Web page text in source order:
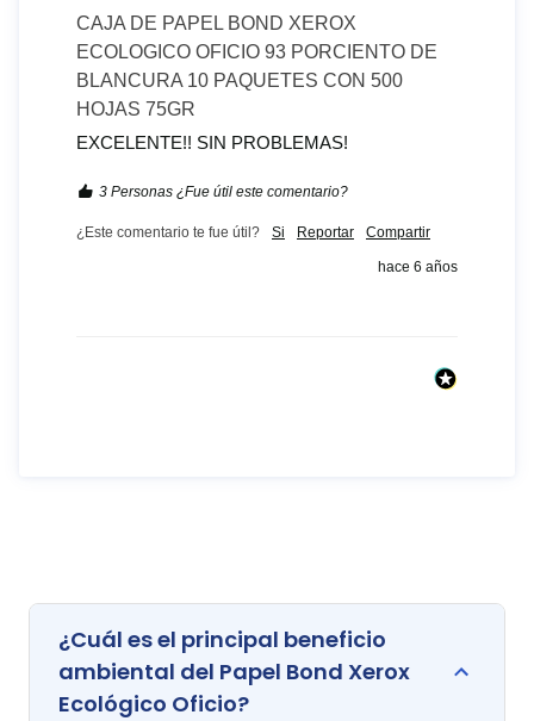
CAJA DE PAPEL BOND XEROX
ECOLOGICO OFICIO 93 PORCIENTO DE
BLANCURA 10 PAQUETES CON 500
HOJAS 75GR
EXCELENTE!! SIN PROBLEMAS!
3 Personas ¿Fue útil este comentario?
¿Este comentario te fue útil? Si Reportar Compartir
hace 6 años
¿Cuál es el principal beneficio
ambiental del Papel Bond Xerox
Ecológico Oficio?